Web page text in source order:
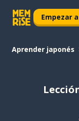
Empezar
Aprender japonés